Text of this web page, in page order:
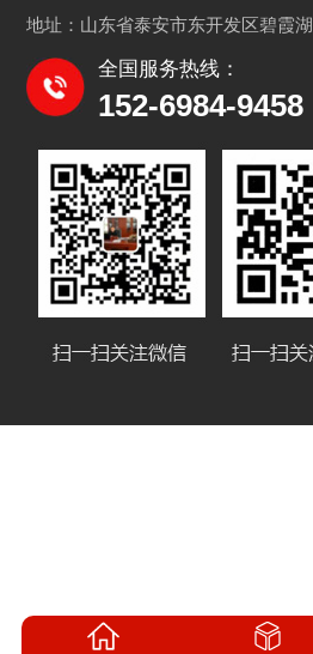
地址：山东省泰安市东开发区碧霞
全国服务热线：
152-6984-9458